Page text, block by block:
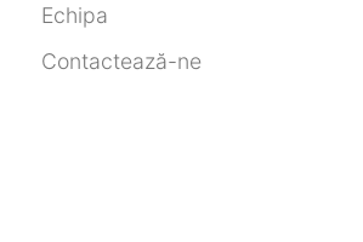
Echipa
Contactează-ne